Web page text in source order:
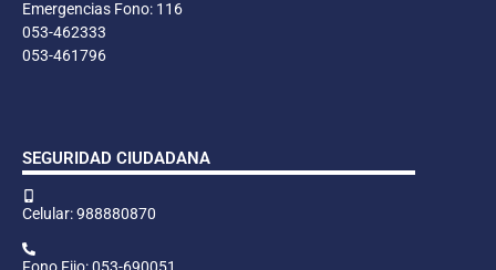
Emergencias Fono: 116
053-462333
053-461796
SEGURIDAD CIUDADANA
Celular: 988880870
Fono Fijo: 053-690051